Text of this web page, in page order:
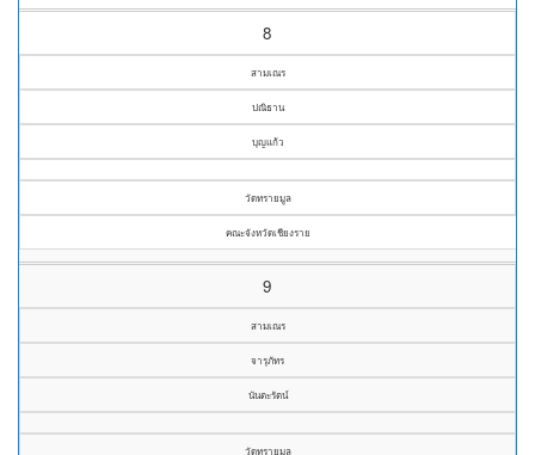
8
สามเณร
ปณิธาน
บุญแก้ว
วัดทรายมูล
คณะจังหวัดเชียงราย
9
สามเณร
จารุภัทร
นันตะรัตน์
วัดทรายมูล